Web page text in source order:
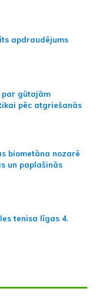
apdraudējums
par gūtajām
pēc atgriešanās
biometāna nozarē
un paplašinās
tenisa līgas 4.